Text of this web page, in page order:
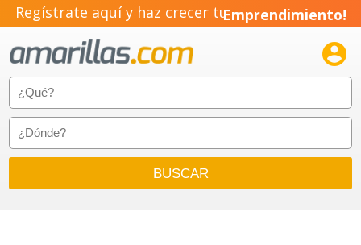
Regístrate aquí y haz crecer tuEmprendimiento!
